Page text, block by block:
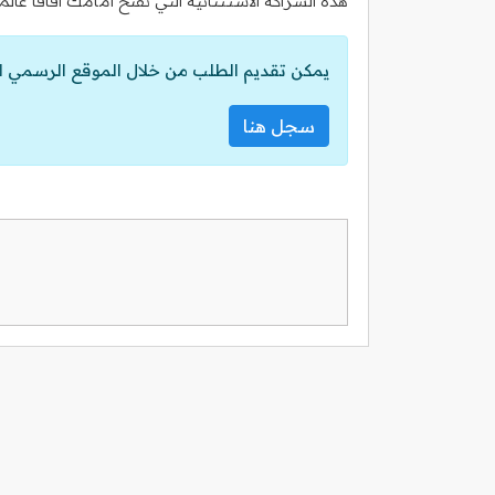
يمكن تقديم الطلب من خلال الموقع الرسمي
سجل هنا